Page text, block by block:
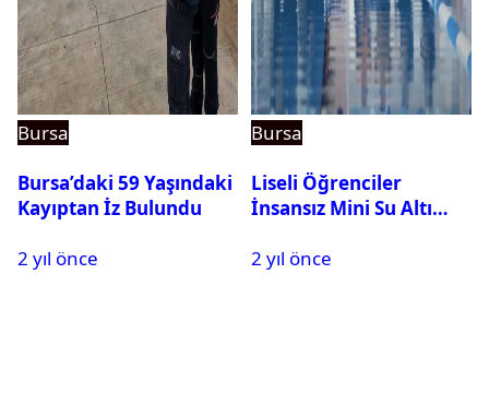
Bursa
Bursa’daki 59 Yaşındaki
Kayıptan İz Bulundu
2 yıl önce
Bursa
Liseli Öğrenciler
İnsansız Mini Su Altı
2 yıl önce